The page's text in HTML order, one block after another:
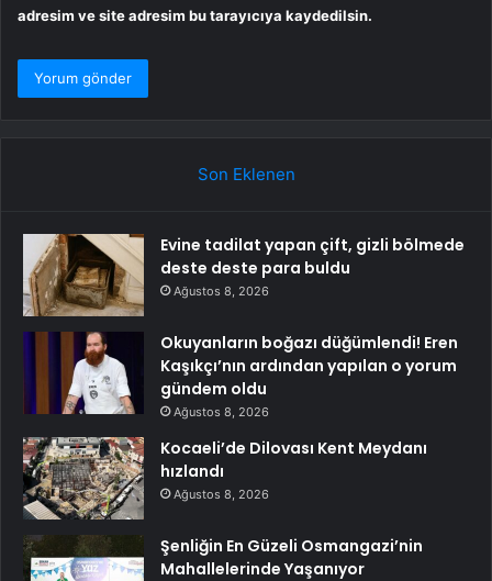
adresim ve site adresim bu tarayıcıya kaydedilsin.
Son Eklenen
Evine tadilat yapan çift, gizli bölmede
deste deste para buldu
Ağustos 8, 2026
Okuyanların boğazı düğümlendi! Eren
Kaşıkçı’nın ardından yapılan o yorum
gündem oldu
Ağustos 8, 2026
Kocaeli’de Dilovası Kent Meydanı
hızlandı
Ağustos 8, 2026
Şenliğin En Güzeli Osmangazi’nin
Mahallelerinde Yaşanıyor